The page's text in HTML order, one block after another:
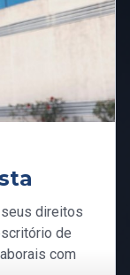
direitos
de
com